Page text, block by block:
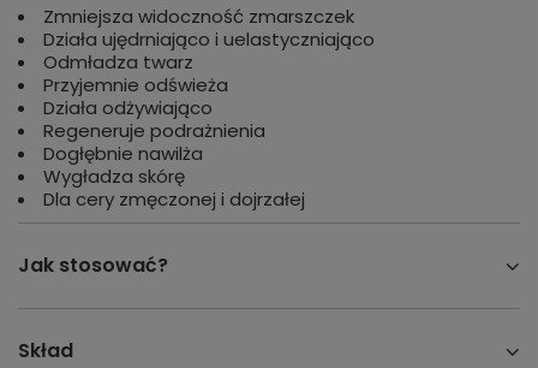
Zmniejsza widoczność zmarszczek
Działa ujędrniająco i uelastyczniająco
Odmładza twarz
Przyjemnie odświeża
Działa odżywiająco
Regeneruje podrażnienia
Dogłębnie nawilża
Wygładza skórę
Dla cery zmęczonej i dojrzałej
Jak stosować?
Skład